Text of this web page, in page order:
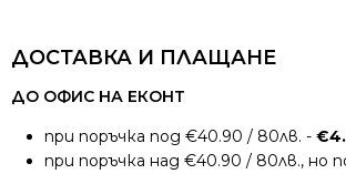
ДОСТАВКА И ПЛАЩАНЕ
ДО ОФИС НА ЕКОНТ
при поръчка под €40.90 / 80лв. -
при поръчка над €40.90 / 80лв., но